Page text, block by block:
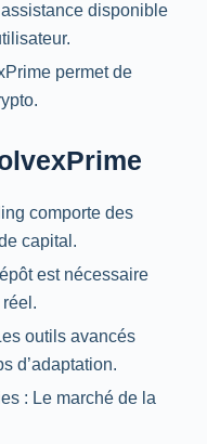
disponible
permet de
comporte des
capital.
est nécessaire
réel.
outils avancés
d’adaptation.
: Le marché de la